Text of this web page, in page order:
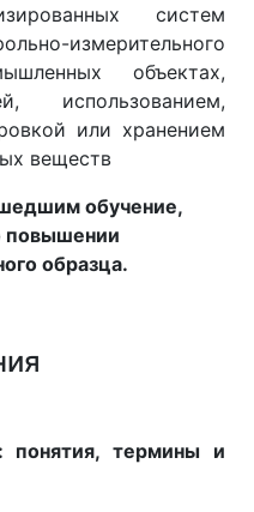
систем
измерительного
объектах,
использованием,
или хранением
веществ
обучение,
повышении
образца.
понятия, термины и